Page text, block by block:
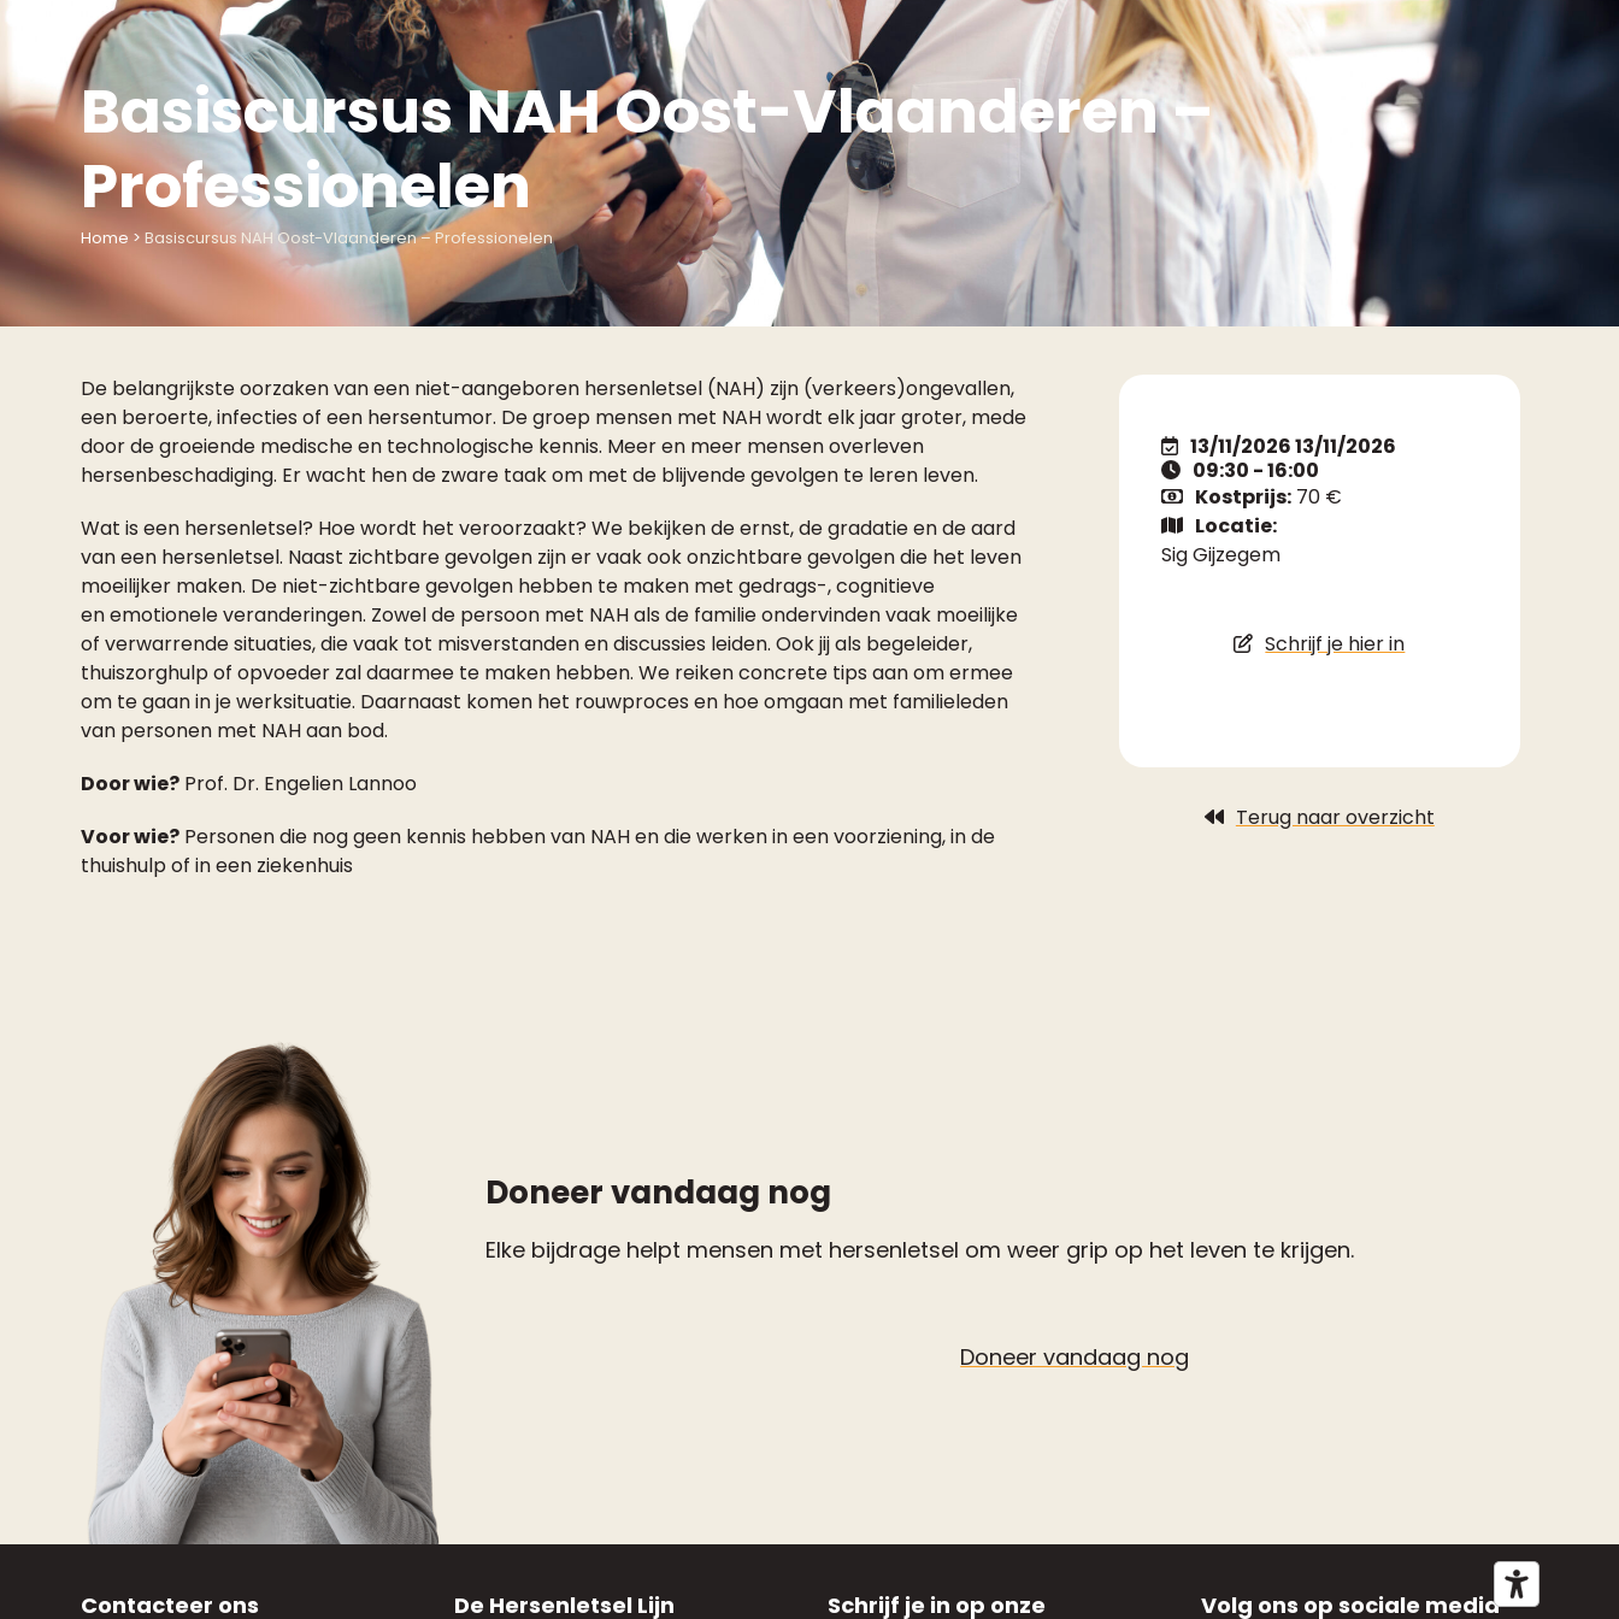
Basiscursus NAH Oost-Vlaanderen –
Professionelen
Home >Basiscursus NAH Oost-Vlaanderen – Professionelen
De belangrijkste oorzaken van een niet-aangeboren hersenletsel (NAH) zijn (verkeers)ongevallen,
een beroerte, infecties of een hersentumor. De groep mensen met NAH wordt elk jaar groter, mede
door de groeiende medische en technologische kennis. Meer en meer mensen overleven
hersenbeschadiging. Er wacht hen de zware taak om met de blijvende gevolgen te leren leven.
Wat is een hersenletsel? Hoe wordt het veroorzaakt? We bekijken de ernst, de gradatie en de aard
van een hersenletsel. Naast zichtbare gevolgen zijn er vaak ook onzichtbare gevolgen die het leven
moeilijker maken. De niet-zichtbare gevolgen hebben te maken met gedrags-, cognitieve
en emotionele veranderingen. Zowel de persoon met NAH als de familie ondervinden vaak moeilijke
of verwarrende situaties, die vaak tot misverstanden en discussies leiden. Ook jij als begeleider,
thuiszorghulp of opvoeder zal daarmee te maken hebben. We reiken concrete tips aan om ermee
om te gaan in je werksituatie. Daarnaast komen het rouwproces en hoe omgaan met familieleden
van personen met NAH aan bod.
Door wie? Prof. Dr. Engelien Lannoo
Voor wie? Personen die nog geen kennis hebben van NAH en die werken in een voorziening, in de
thuishulp of in een ziekenhuis
13/11/2026 13/11/2026
09:30 - 16:00
Kostprijs:70 €
Locatie:
Sig Gijzegem
Schrijf je hier in
Terug naar overzicht
Doneer vandaag nog
Elke bijdrage helpt mensen met hersenletsel om weer grip op het leven te krijgen.
Doneer vandaag nog
Contacteer ons De Hersenletsel Lijn
Schrijf je in op onze
Volg ons op sociale media